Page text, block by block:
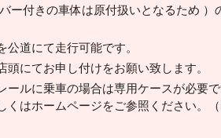
ー付きの車体は原付扱いとなるため ）
道にて走行可能です。
にてお申し付けをお願い致します。
ールに乗車の場合は専用ケースが必要
くはホームページをご参照ください。